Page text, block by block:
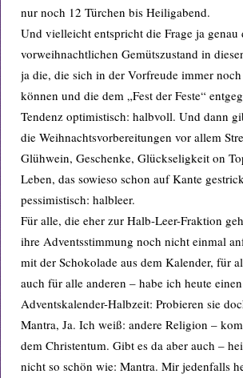
nur noch 12 Türchen bis Heiligabend.
Und vielleicht entspricht die Frage ja genau
vorweihnachtlichen Gemütszustand in
ja die, die sich in der Vorfreude immer noch
können und die dem „Fest der Feste“
Tendenz optimistisch: halbvoll. Und dann
die Weihnachtsvorbereitungen vor allem
Glühwein, Geschenke, Glückseligkeit on
Leben, das sowieso schon auf Kante
pessimistisch: halbleer.
Für alle, die eher zur Halb-Leer-Fraktion
ihre Adventsstimmung noch nicht einmal
mit der Schokolade aus dem Kalender, für
auch für alle anderen – habe ich heute
Adventskalender-Halbzeit: Probieren sie
Mantra, Ja. Ich weiß: andere Religion –
dem Christentum. Gibt es da aber auch –
nicht so schön wie: Mantra. Mir jedenfalls